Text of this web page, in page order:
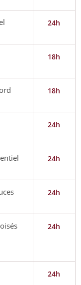
24h
18h
18h
24h
24h
24h
24h
24h